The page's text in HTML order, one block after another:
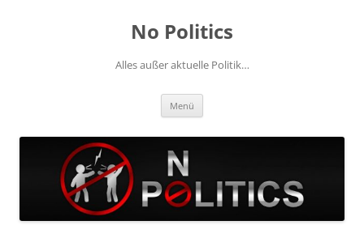
No Politics
Alles außer aktuelle Politik…
Menü